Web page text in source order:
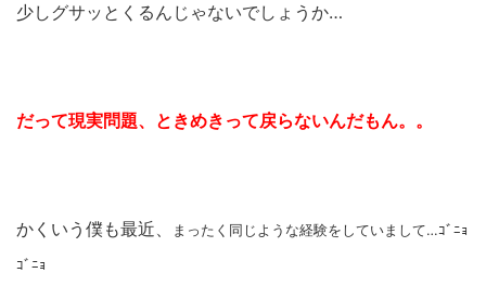
少しグサッとくるんじゃないでしょうか…
だって現実問題、 ときめきって戻らないんだもん。。
かくいう僕も最近、 まったく同じような経験をしていまして…ｺﾞﾆｮ
ｺﾞﾆｮ